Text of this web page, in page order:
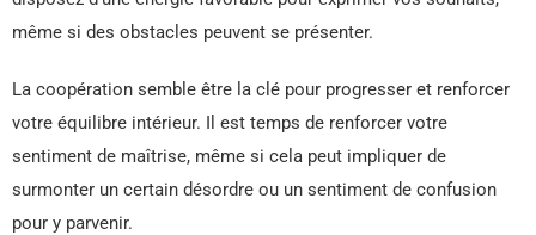
même si des obstacles peuvent se présenter.
La coopération semble être la clé pour progresser et renforcer
votre équilibre intérieur. Il est temps de renforcer votre
sentiment de maîtrise, même si cela peut impliquer de
surmonter un certain désordre ou un sentiment de confusion
pour y parvenir.